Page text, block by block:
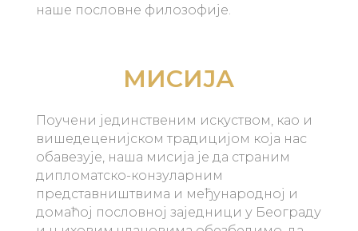
наше пословне филозофије.
МИСИЈА
Поучени јединственим искуством, као и
вишедеценијском традицијом која нас
обавезује, наша мисија је да страним
дипломатско-конзуларним
представништвима и међународној и
домаћој пословној заједници у Београду